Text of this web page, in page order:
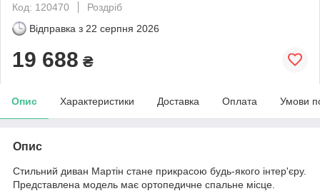
Код: 120470
Роздріб
Відправка з 22 серпня 2026
19 688 ₴
Опис Характеристики Доставка Оплата Умови
Опис
Стильний диван Мартін стане прикрасою будь-якого інтер'єру.
Представлена модель має ортопедичне спальне місце.